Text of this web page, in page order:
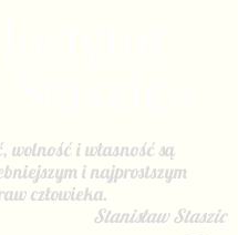
wolność i własność są
i najprostszym
człowieka.
Stanisław Staszic